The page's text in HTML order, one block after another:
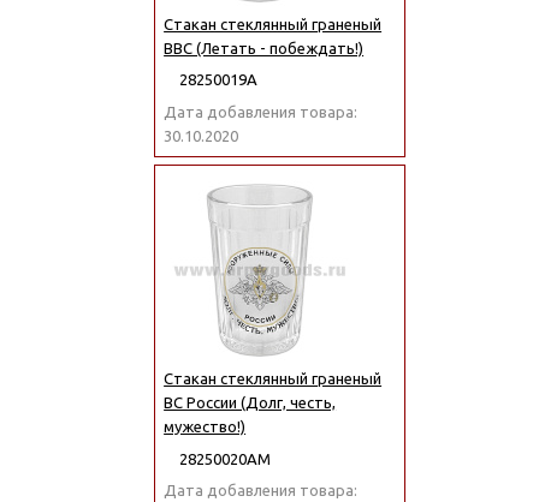
Стакан стеклянный граненый
ВВС (Летать - побеждать!)
28250019А
Дата добавления товара:
30.10.2020
Стакан стеклянный граненый
ВС России (Долг, честь,
мужество!)
28250020АМ
Дата добавления товара: